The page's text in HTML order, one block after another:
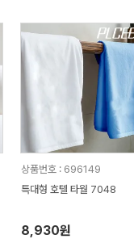
상품번호 : 696149
특대형 호텔 타월 7048
8,930원